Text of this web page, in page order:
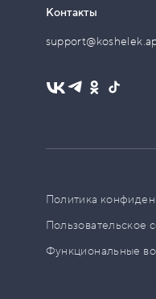
Контакты
Политика
Пользовательское
Функциональные